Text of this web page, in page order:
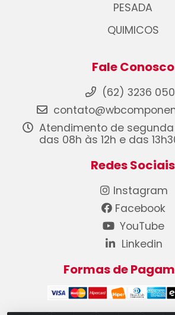
PESADA
QUIMICOS
Fale Conosco
(62) 3236
Atendimento de
das 08h às 12h e das
Redes Sociais
Instagram
Facebook
YouTube
Linkedin
Formas de